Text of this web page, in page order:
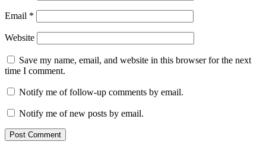
Email *
Website
Save my name, email, and website in this browser for the next
time I comment.
Notify me of follow-up comments by email.
Notify me of new posts by email.